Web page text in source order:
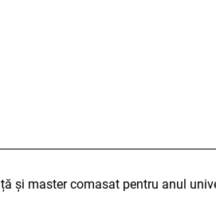
și master comasat pentru anul